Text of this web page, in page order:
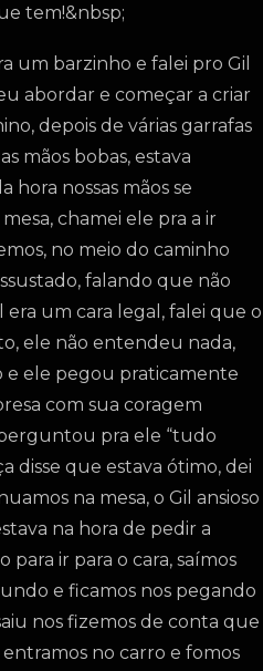
tem!&nbsp;
um barzinho e falei pro Gil
abordar e começar a criar
depois de várias garrafas
mãos bobas, estava
hora nossas mãos se
chamei ele pra a ir
no meio do caminho
falando que não
era um cara legal, falei que o
ele não entendeu nada,
e ele pegou praticamente
com sua coragem
pra ele “tudo
disse que estava ótimo, dei
na mesa, o Gil ansioso
na hora de pedir a
ir para o cara, saímos
e ficamos nos pegando
nos fizemos de conta que
no carro e fomos